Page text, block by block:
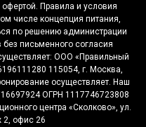
Правила и условия
числе концепция питания,
по решению администрации
письменного согласия
ООО «Правильный
115054, г. Москва,
осуществляет. Наш
ОГРН 1117746723808
центра «Сколково», ул.
2, офис 26